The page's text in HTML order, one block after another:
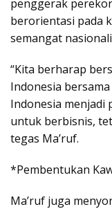
penggerak
berorientasi pada
semangat
“Kita berharap
Indonesia
Indonesia menjadi
untuk berbisnis,
tegas Ma’ruf.
*Pembentukan
Ma’ruf juga